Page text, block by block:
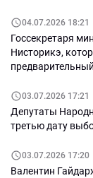
04.07.2026 18:21
Госсекретаря
Нисторикэ,
03.07.2026 17:21
Депутаты
третью дату
03.07.2026 17:20
Валентин